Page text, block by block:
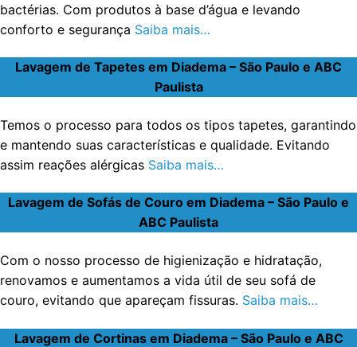
bactérias. Com produtos à base d’água e levando
conforto e segurança Saiba mais…
Lavagem de Tapetes em Diadema – São Paulo e ABC
Paulista
Temos o processo para todos os tipos tapetes, garantindo
e mantendo suas características e qualidade. Evitando
assim reações alérgicas Saiba mais…
Lavagem de Sofás de Couro em Diadema – São Paulo e
ABC Paulista
Com o nosso processo de higienização e hidratação,
renovamos e aumentamos a vida útil de seu sofá de
couro, evitando que apareçam fissuras. Saiba mais…
Lavagem de Cortinas em Diadema – São Paulo e ABC